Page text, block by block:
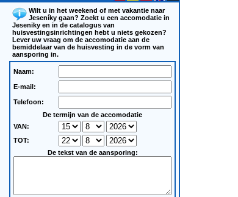
Wilt u in het weekend of met vakantie naar
Jeseníky gaan? Zoekt u een accomodatie in
Jeseniky en in de catalogus van
huisvestingsinrichtingen hebt u niets gekozen?
Lever uw vraag om de accomodatie aan de
bemiddelaar van de huisvesting in de vorm van
aansporing in.
Naam:
E-mail:
Telefoon:
De termijn van de accomodatie
VAN:
TOT:
De tekst van de aansporing: